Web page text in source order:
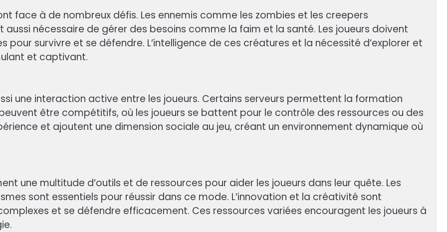
face à de nombreux défis. Les ennemis comme les zombies et les creepers
nécessaire de gérer des besoins comme la faim et la santé. Les joueurs doivent
pour survivre et se défendre. L’intelligence de ces créatures et la nécessité d’explorer et
et captivant.
une interaction active entre les joueurs. Certains serveurs permettent la formation
être compétitifs, où les joueurs se battent pour le contrôle des ressources ou des
et ajoutent une dimension sociale au jeu, créant un environnement dynamique où
une multitude d’outils et de ressources pour aider les joueurs dans leur quête. Les
sont essentiels pour réussir dans ce mode. L’innovation et la créativité sont
et se défendre efficacement. Ces ressources variées encouragent les joueurs à